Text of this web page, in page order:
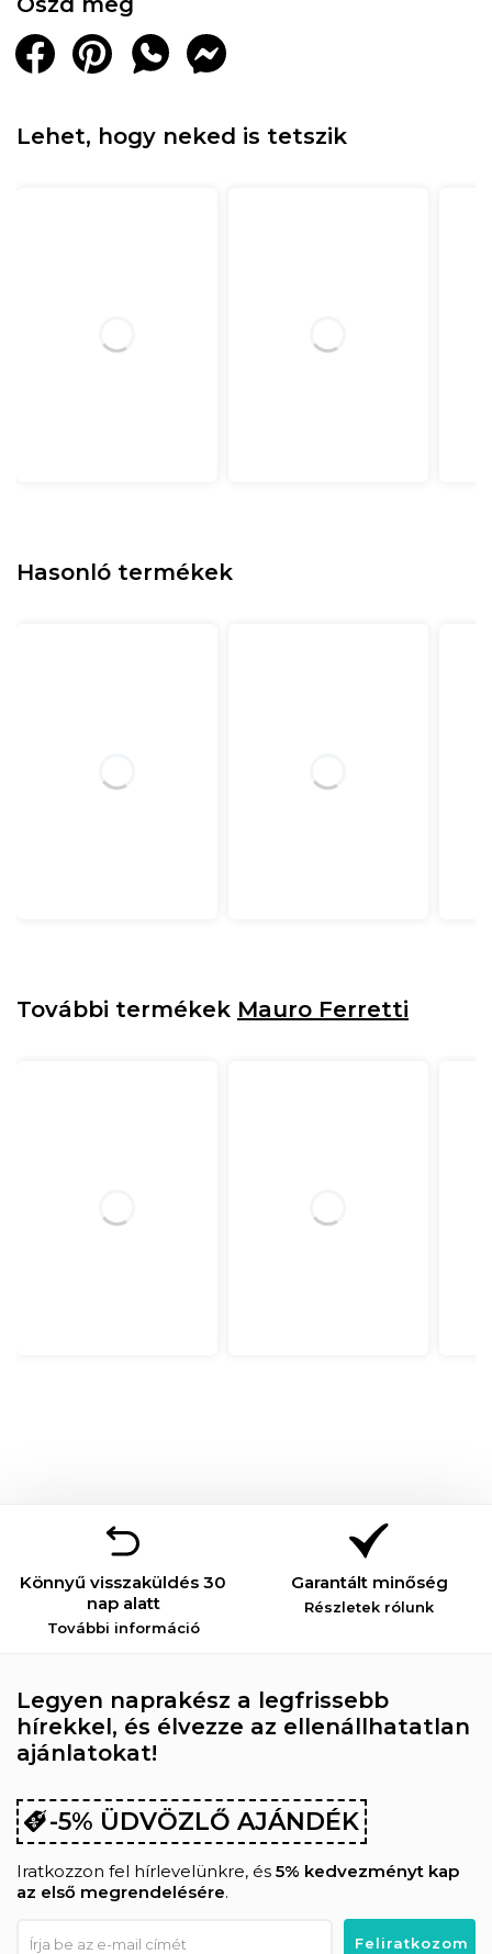
Lehet, hogy neked is tetszik
Hasonló termékek
További termékek Mauro Ferretti
Könnyű visszaküldés 30
nap alatt
További információ
Garantált minőség
Részletek rólunk
Legyen naprakész a legfrissebb
hírekkel, és élvezze az ellenállhatatlan
ajánlatokat!
-5% ÜDVÖZLŐ AJÁNDÉK
Iratkozzon fel hírlevelünkre, és 5% kedvezményt kap
az első megrendelésére.